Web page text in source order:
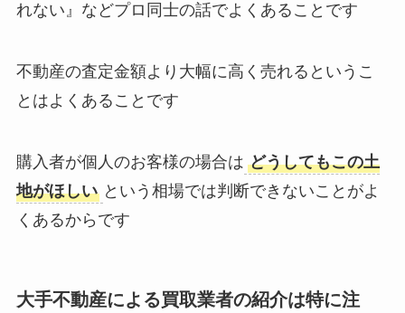
れない』などプロ同士の話でよくあることです
不動産の査定金額より大幅に高く売れるというこ
とはよくあることです
購入者が個人のお客様の場合は どうしてもこの土
地がほしい という相場では判断できないことがよ
くあるからです
大手不動産による買取業者の紹介は特に注